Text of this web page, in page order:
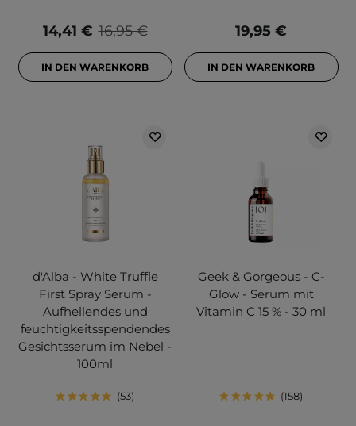
16,95 €
14,41 €
IN DEN WARENKORB
19,95 €
IN DEN WARENKORB
d'Alba - White Truffle
First Spray Serum -
Aufhellendes und
feuchtigkeitsspendendes
Gesichtsserum im Nebel -
100ml
53
Geek & Gorgeous - C-
Glow - Serum mit
Vitamin C 15 % - 30 ml
158